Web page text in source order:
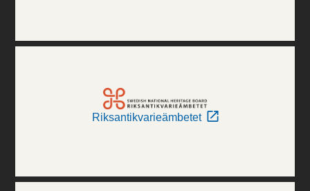
Riksantikvarieämbetet